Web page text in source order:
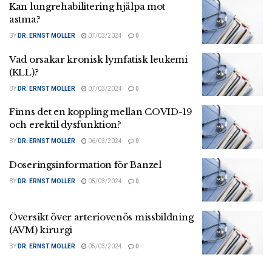
Kan lungrehabilitering hjälpa mot
astma?
BY DR. ERNST MOLLER 07/03/2024 0
Vad orsakar kronisk lymfatisk leukemi
(KLL)?
BY DR. ERNST MOLLER 07/03/2024 0
Finns det en koppling mellan COVID-19
och erektil dysfunktion?
BY DR. ERNST MOLLER 06/03/2024 0
Doseringsinformation för Banzel
BY DR. ERNST MOLLER 05/03/2024 0
Översikt över arteriovenös missbildning
(AVM) kirurgi
BY DR. ERNST MOLLER 05/03/2024 0